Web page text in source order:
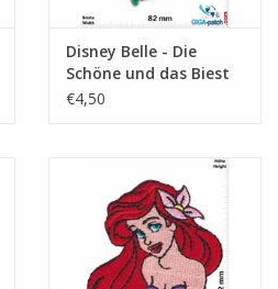
Disney Belle - Die
Schöne und das Biest
€4,50